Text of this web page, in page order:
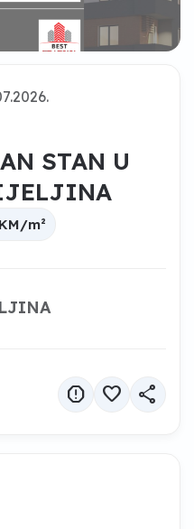
STAN U
m²
report favorite share